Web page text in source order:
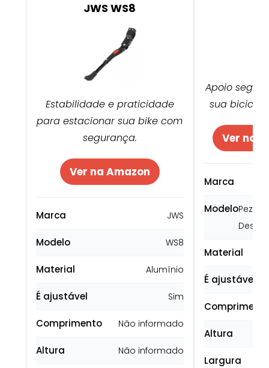
JWS WS8
Estabilidade e praticidade
para estacionar sua bike com
segurança.
Ver na Amazon
Marca JWS
Modelo WS8
Material Alumínio
É ajustável Sim
Comprimento Não informado
Altura Não informado
Apoio
sua
Ver no
Marca
Modelo
Material
É ajustável
Altura
Largura